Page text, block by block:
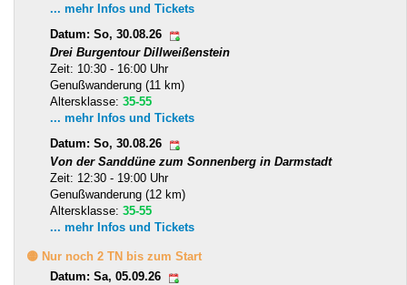
... mehr Infos und Tickets
Datum: So, 30.08.26
Drei Burgentour Dillweißenstein
Zeit: 10:30 - 16:00 Uhr
Genußwanderung (11 km)
Altersklasse: 35-55
... mehr Infos und Tickets
Datum: So, 30.08.26
Von der Sanddüne zum Sonnenberg in Darmstadt
Zeit: 12:30 - 19:00 Uhr
Genußwanderung (12 km)
Altersklasse: 35-55
... mehr Infos und Tickets
🟡 Nur noch 2 TN bis zum Start
Datum: Sa, 05.09.26